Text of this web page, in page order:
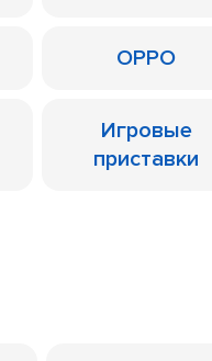
OPPO
Игровые
приставки